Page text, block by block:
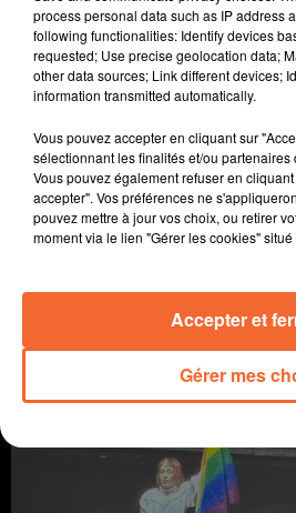
L'info près de chez vous
process personal data such as IP address
following functionalities: Identify devices
requested; Use precise geolocation data;
other data sources; Link different devices;
information transmitted automatically.
Vous pouvez accepter en cliquant sur
sélectionnant les finalités et/ou partenaires
Vous pouvez également refuser en
accepter". Vos préférences ne
pouvez mettre à jour vos choix, ou retirer
moment via le lien "Gérer les cookies"
Gérer mes
Accepter et